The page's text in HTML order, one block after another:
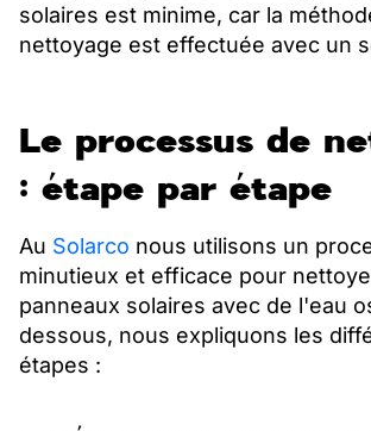
solaires est minime, car la
nettoyage est effectuée avec un
Le processus de
: étape par étape
Au Solarco nous utilisons un
minutieux et efficace pour
panneaux solaires avec de l'eau
dessous, nous expliquons les
étapes :